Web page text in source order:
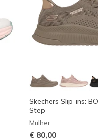
Skechers Slip-ins:
Step
Mulher
€ 80,00